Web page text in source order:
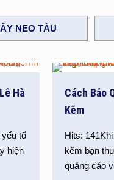
NEO TÀU
Hà
tố
hiện
Cách Bảo
Kẽm
Hits:
kẽm bạn
quảng cáo